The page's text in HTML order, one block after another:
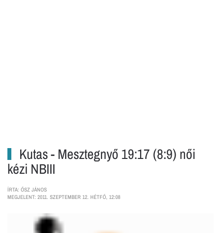
Kutas - Mesztegnyő 19:17 (8:9) női
kézi NBIII
ÍRTA: ŐSZ JÁNOS
MEGJELENT: 2011. SZEPTEMBER 12. HÉTFŐ, 12:08